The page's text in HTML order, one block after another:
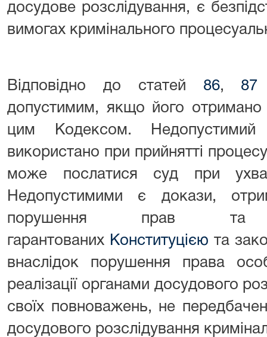
досудове розслідування, є
вимогах кримінального
Відповідно до статей 86,
допустимим, якщо його отримано
цим Кодексом.
використано при прийнятті
може послатися суд при
Недопустимими є докази,
порушення прав та
гарантованих Конституцією та
внаслідок порушення права
реалізації органами досудового
своїх повноважень, не
досудового розслідування